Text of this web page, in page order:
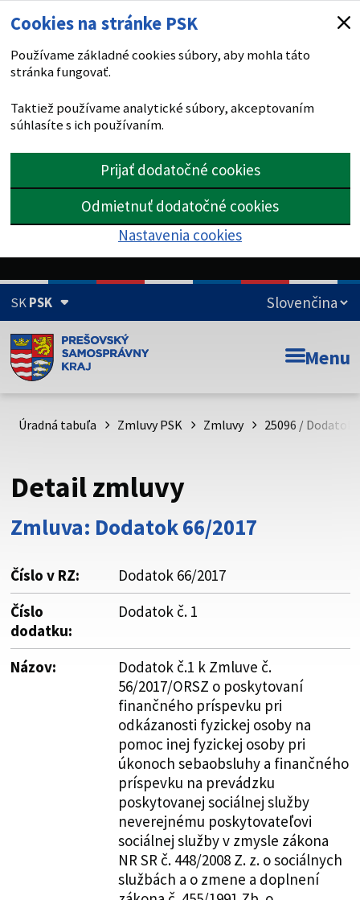
Cookies na stránke PSK
Používame základné cookies súbory, aby mohla táto
stránka fungovať.
Taktiež používame analytické súbory, akceptovaním
súhlasíte s ich používaním.
Prijať dodatočné cookies
Odmietnuť dodatočné cookies
Nastavenia cookies
SKPSK
Doména psk.sk je oficiálna
Toto je oficiálna webová stránka Prešovského
psk.sk.
Buďte pozorní a vždy sa uistite, že zdieľate informácie iba
cez zabezpečenú webovú stránku. Zabezpečená stránka
vždy začína https:// pred názvom domény webového sídla.
Menu
Úradná tabuľa Zmluvy PSK Zmluvy 25096 / Dodatok
Detail zmluvy
Zmluva: Dodatok 66/2017
Číslo v RZ:
Dodatok 66/2017
Číslo
dodatku:
Dodatok č. 1
Názov:
Dodatok č.1 k Zmluve č.
56/2017/ORSZ o poskytovaní
finančného príspevku pri
odkázanosti fyzickej osoby na
pomoc inej fyzickej osoby pri
úkonoch sebaobsluhy a finančného
príspevku na prevádzku
poskytovanej sociálnej služby
neverejnému poskytovateľovi
sociálnej služby v zmysle zákona
NR SR č. 448/2008 Z. z. o sociálnych
službách a o zmene a doplnení